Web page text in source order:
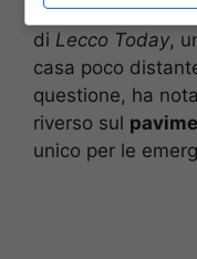
L’allarme è
di Lecco Today,
casa poco
questione, ha
riverso sul
unico per le